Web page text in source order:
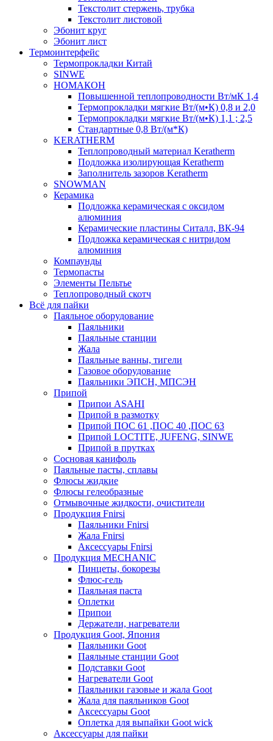
Текстолит стержень, трубка
Текстолит листовой
Эбонит круг
Эбонит лист
Термоинтерфейс
Термопрокладки Китай
SINWE
НОМАКОН
Повышенной теплопроводности Вт/мК 1,4
Термопрокладки мягкие Вт/(м•К) 0,8 и 2,0
Термопрокладки мягкие Вт/(м•К) 1,1 ; 2,5
Стандартные 0,8 Вт/(м*К)
KERATHERM
Теплопроводный материал Keratherm
Подложка изолирующая Keratherm
Заполнитель зазоров Keratherm
SNOWMAN
Керамика
Подложка керамическая с оксидом
алюминия
Керамические пластины Ситалл, ВК-94
Подложка керамическая с нитридом
алюминия
Компаунды
Термопасты
Элементы Пельтье
Теплопроводный скотч
Всё для пайки
Паяльное оборудование
Паяльники
Паяльные станции
Жала
Паяльные ванны, тигели
Газовое оборудование
Паяльники ЭПСН, МПСЭН
Припой
Припои ASAHI
Припой в размотку
Припой ПОС 61 ,ПОС 40 ,ПОС 63
Припой LOCTITE, JUFENG, SINWE
Припой в прутках
Сосновая канифоль
Паяльные пасты, сплавы
Флюсы жидкие
Флюсы гелеобразные
Отмывочные жидкости, очистители
Продукция Fnirsi
Паяльники Fnirsi
Жала Fnirsi
Аксессуары Fnirsi
Продукция MECHANIC
Пинцеты, бокорезы
Флюс-гель
Паяльная паста
Оплетки
Припои
Держатели, нагреватели
Продукция Goot, Япония
Паяльники Goot
Паяльные станции Goot
Подставки Goot
Нагреватели Goot
Паяльники газовые и жала Goot
Жала для паяльников Goot
Аксессуары Goot
Оплетка для выпайки Goot wick
Аксессуары для пайки